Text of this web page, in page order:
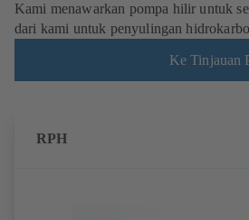
Kami menawarkan pompa hilir untuk
dari kami untuk penyulingan
Ke Tinjauan
RPH